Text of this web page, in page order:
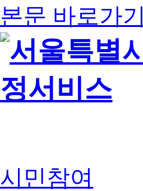
본문 바로가기
시민참여